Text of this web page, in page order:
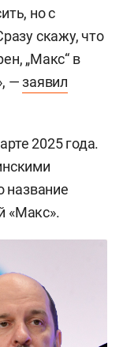
но с
скажу, что
„Макс“ в
—заявил
2025 года.
название
«Макс».